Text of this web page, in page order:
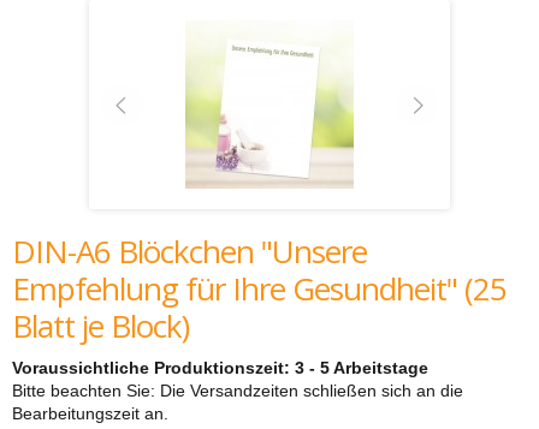
DIN-A6 Blöckchen "Unsere
Empfehlung für Ihre Gesundheit" (25
Blatt je Block)
Voraussichtliche Produktionszeit: 3 - 5 Arbeitstage
Bitte beachten Sie: Die Versandzeiten schließen sich an die
Bearbeitungszeit an.